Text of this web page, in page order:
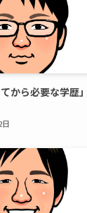
から必要な学歴」